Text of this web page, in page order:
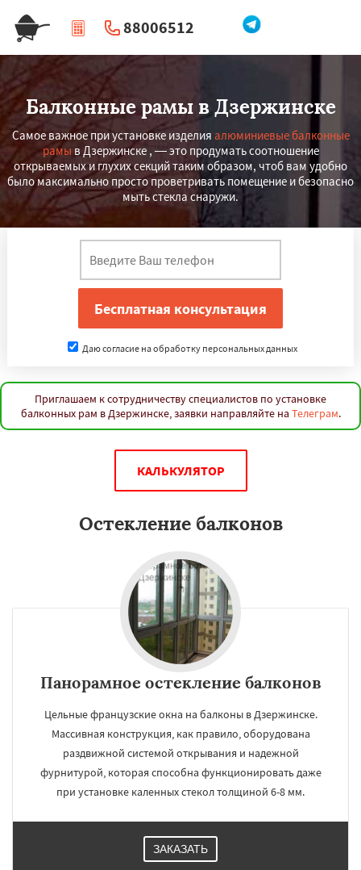
88006512
| Перезвоните мне
Балконные рамы в Дзержинске
Самое важное при установке изделия алюминиевые балконные
рамы в Дзержинске , — это продумать соотношение
открываемых и глухих секций таким образом, чтоб вам удобно
было максимально просто проветривать помещение и безопасно
мыть стекла снаружи.
Даю согласие на обработку персональных данных
Приглашаем к сотрудничеству специалистов по установке
балконных рам в Дзержинске, заявки направляйте на Телеграм.
КАЛЬКУЛЯТОР
Остекление балконов
Панорамное остекление балконов
Цельные французские окна на балконы в Дзержинске.
Массивная конструкция, как правило, оборудована
раздвижной системой открывания и надежной
фурнитурой, которая способна функционировать даже
при установке каленных стекол толщиной 6-8 мм.
ЗАКАЗАТЬ